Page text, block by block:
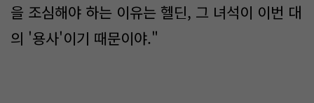
을 조심해야 하는 이유는 헬딘, 그 녀석이 이번 대
의 '용사'이기 때문이야."